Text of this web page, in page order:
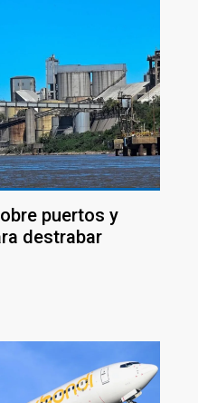
puertos y
destrabar